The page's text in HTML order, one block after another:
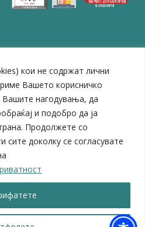
кои не содржат лични
Вашето корисничко
Вашите нагодувања, да
и подобро да ја
Продолжете со
сите доколку се согласувате
на локална самоуправа
плански регион
„Дервен“
Македонија
Македонија
трансформација